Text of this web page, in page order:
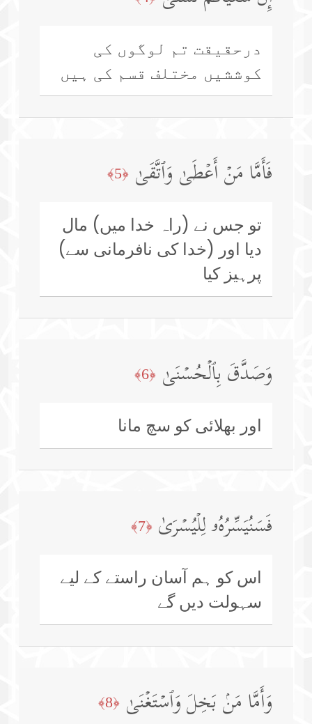
درحقیقت تم لوگوں کی
کوششیں مختلف قسم کی ہیں
فَأَمَّا مَنۡ أَعۡطَىٰ وَٱتَّقَىٰ ﴿5﴾
تو جس نے (راہ خدا میں) مال
دیا اور (خدا کی نافرمانی سے)
پرہیز کیا
وَصَدَّقَ بِٱلۡحُسۡنَىٰ ﴿6﴾
اور بھلائی کو سچ مانا
فَسَنُیَسِّرُهُۥ لِلۡیُسۡرَىٰ ﴿7﴾
اس کو ہم آسان راستے کے لیے
سہولت دیں گے
وَأَمَّا مَنۢ بَخِلَ وَٱسۡتَغۡنَىٰ ﴿8﴾